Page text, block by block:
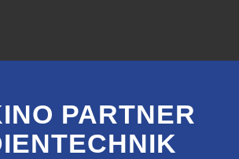
PARTNER